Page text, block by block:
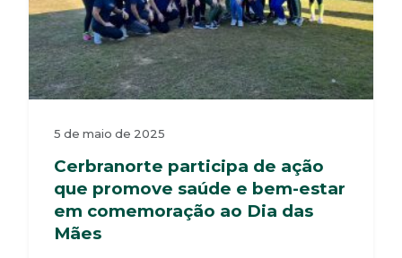
5 de maio de 2025
Cerbranorte participa de ação
que promove saúde e bem-estar
em comemoração ao Dia das
Mães